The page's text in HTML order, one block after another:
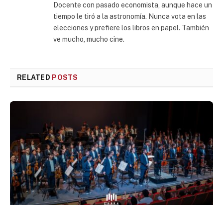
Docente con pasado economista, aunque hace un
tiempo le tiró a la astronomía. Nunca vota en las
elecciones y prefiere los libros en papel. También
ve mucho, mucho cine.
RELATED POSTS